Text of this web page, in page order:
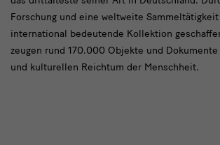
Forschung und eine weltweite
international bedeutende Kollektion
zeugen rund 170.000 Objekte und
und kulturellen Reichtum der Menschheit.